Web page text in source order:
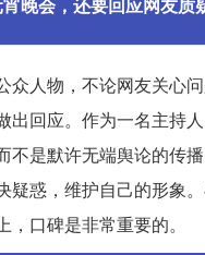
晚会，还要回应网友质
众人物，不论网友关心
出回应。作为一名主持
不是默许无端舆论的传
疑惑，维护自己的形象
，口碑是非常重要的。